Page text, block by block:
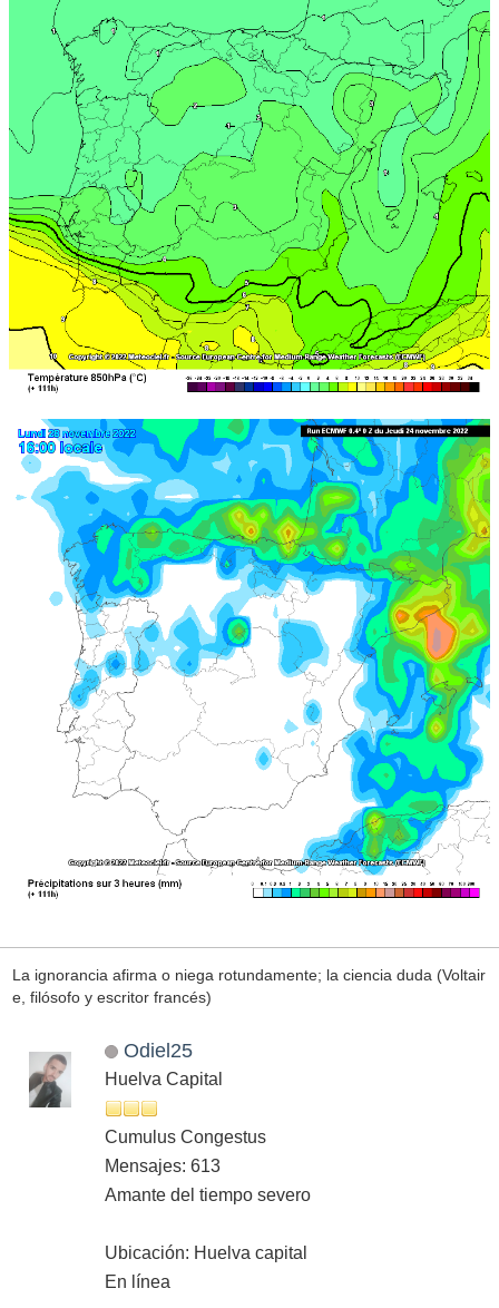
La ignorancia afirma o niega rotundamente; la ciencia duda (Voltair
e, filósofo y escritor francés)
Odiel25
Huelva Capital
Cumulus Congestus
Mensajes: 613
Amante del tiempo severo
Ubicación: Huelva capital
En línea